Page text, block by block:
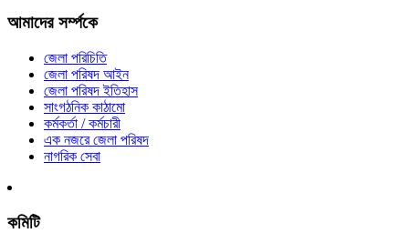
আমাদের সর্ম্পকে
জেলা পরিচিতি
জেলা পরিষদ আইন
জেলা পরিষদ ইতিহাস
সাংগঠনিক কাঠামো
কর্মকর্তা / কর্মচারী
এক নজরে জেলা পরিষদ
নাগরিক সেবা
কমিটি